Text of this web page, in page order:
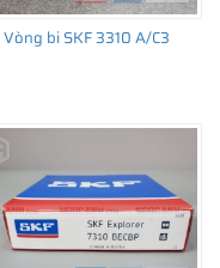
Vòng bi SKF 3310 A/C3